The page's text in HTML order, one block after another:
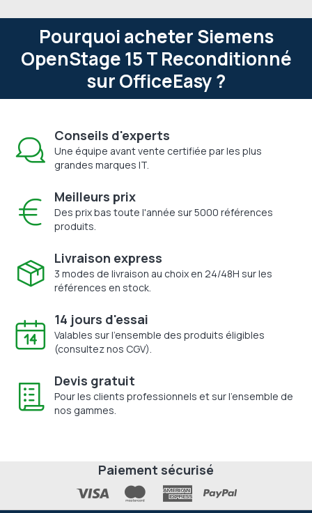
Pourquoi acheter Siemens
OpenStage 15 T Reconditionné
sur OfficeEasy ?
Conseils d'experts
Une équipe avant vente certifiée par les plus
grandes marques IT.
Meilleurs prix
Des prix bas toute l'année sur 5000 références
produits.
Livraison express
3 modes de livraison au choix en 24/48H sur les
références en stock.
14 jours d'essai
Valables sur l'ensemble des produits éligibles
(consultez nos CGV).
Devis gratuit
Pour les clients professionnels et sur l'ensemble de
nos gammes.
Paiement sécurisé